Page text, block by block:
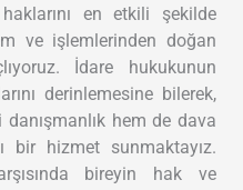
en etkili şekilde
ve işlemlerinden doğan
İdare hukukunun
derinlemesine bilerek,
hem de dava
bir hizmet sunmaktayız.
bireyin hak ve